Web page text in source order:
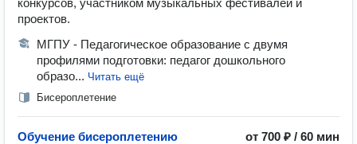
конкурсов, участником музыкальных фестивалей и
проектов.
МГПУ - Педагогическое образование с двумя
профилями подготовки: педагог дошкольного
образо... Читать ещё
Бисероплетение
Обучение бисероплетению от 700 ₽ / 60 мин